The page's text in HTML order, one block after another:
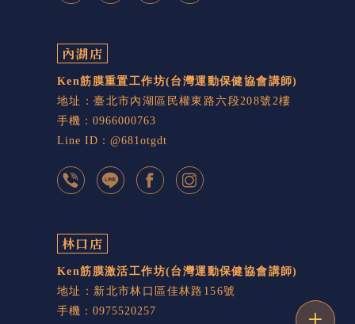
內湖店
Ken筋膜重置工作坊(台灣運動保健協會講師)
地址：臺北市內湖區民權東路六段208號2樓
手機：0966000763
Line ID：@681otgdt
林口店
Ken筋膜激活工作坊(台灣運動保健協會講師)
地址：新北市林口區佳林路156號
手機：0975520257